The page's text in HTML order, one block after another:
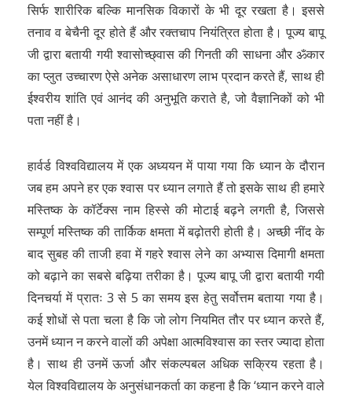
सिर्फ शारीरिक बल्कि मानसिक विकारों के भी दूर रखता है। इससे
तनाव व बेचैनी दूर होते हैं और रक्तचाप नियंत्रित होता है। पूज्य बापू
जी द्वारा बतायी गयी श्वासोच्छ्वास की गिनती की साधना और ॐकार
का प्लुत उच्चारण ऐसे अनेक असाधारण लाभ प्रदान करते हैं, साथ ही
ईश्वरीय शांति एवं आनंद की अनुभूति कराते है, जो वैज्ञानिकों को भी
पता नहीं है।
हार्वर्ड विश्वविद्यालय में एक अध्ययन में पाया गया कि ध्यान के दौरान
जब हम अपने हर एक श्वास पर ध्यान लगाते हैं तो इसके साथ ही हमारे
मस्तिष्क के कॉर्टेक्स नाम हिस्से की मोटाई बढ़ने लगती है, जिससे
सम्पूर्ण मस्तिष्क की तार्किक क्षमता में बढ़ोतरी होती है। अच्छी नींद के
बाद सुबह की ताजी हवा में गहरे श्वास लेने का अभ्यास दिमागी क्षमता
को बढ़ाने का सबसे बढ़िया तरीका है। पूज्य बापू जी द्वारा बतायी गयी
दिनचर्या में प्रातः 3 से 5 का समय इस हेतु सर्वोत्तम बताया गया है।
कई शोधों से पता चला है कि जो लोग नियमित तौर पर ध्यान करते हैं,
उनमें ध्यान न करने वालों की अपेक्षा आत्मविश्वास का स्तर ज्यादा होता
है। साथ ही उनमें ऊर्जा और संकल्पबल अधिक सक्रिय रहता है।
येल विश्वविद्यालय के अनुसंधानकर्ता का कहना है कि ‘ध्यान करने वाले